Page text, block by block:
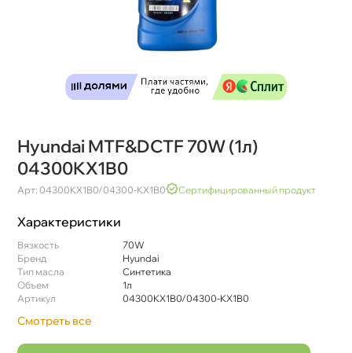
Hyundai MTF&DCTF 70W (1л)
04300KX1B0
Арт: 04300KX1B0/04300-KX1B0 Сертифицированный продукт
Характеристики
язкость
70W
Бренд
Hyundai
Тип масла
Синтетика
Объем
1л
Артикул
04300KX1B0/04300-KX1B0
Смотреть все